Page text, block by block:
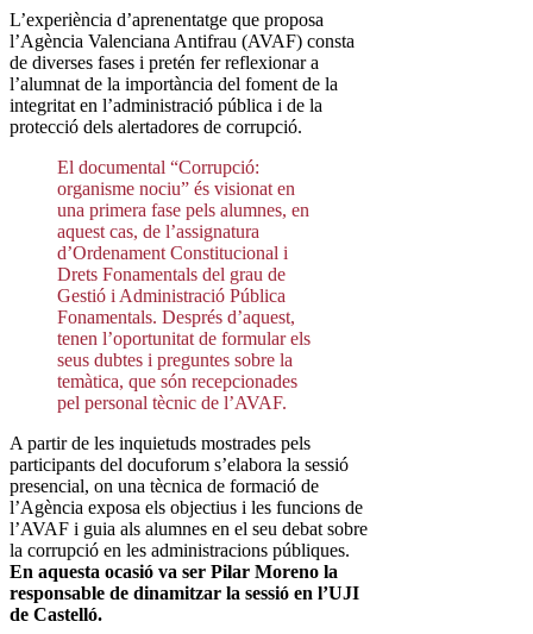
L’experiència d’aprenentatge que proposa
l’Agència Valenciana Antifrau (AVAF) consta
de diverses fases i pretén fer reflexionar a
l’alumnat de la importància del foment de la
integritat en l’administració pública i de la
protecció dels alertadores de corrupció.
El documental “Corrupció:
organisme nociu” és visionat en
una primera fase pels alumnes, en
aquest cas, de l’assignatura
d’Ordenament Constitucional i
Drets Fonamentals del grau de
Gestió i Administració Pública
Fonamentals. Després d’aquest,
tenen l’oportunitat de formular els
seus dubtes i preguntes sobre la
temàtica, que són recepcionades
pel personal tècnic de l’AVAF.
A partir de les inquietuds mostrades pels
participants del docuforum s’elabora la sessió
presencial, on una tècnica de formació de
l’Agència exposa els objectius i les funcions de
l’AVAF i guia als alumnes en el seu debat sobre
la corrupció en les administracions públiques.
En aquesta ocasió va ser Pilar Moreno la
responsable de dinamitzar la sessió en l’UJI
de Castelló.